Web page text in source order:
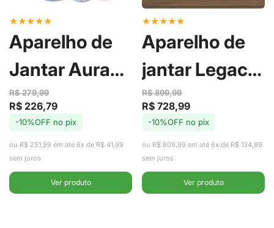
★★★★★
Aparelho de
Jantar Aura
com 20 Peças
de Porcelana -
Tramontina
Preço
de
R$ 226,79
Preço
regular
R$ 279,99
-10%OFF no pix
ou R$ 251,99 em até 6x de R$ 41,99
sem juros
Ver produto
★★★★★
Aparelho de
jantar Legacy
Gold com 42
Peças de
Porcelana -
L'Hermitage
Preço
de
R$ 728,99
Preço
regular
R$ 899,99
-10%OFF no pix
ou R$ 809,99 em até 6x de R$ 134,99
sem juros
Ver produto